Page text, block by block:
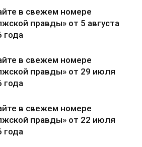
в свежем номере
правды» от 5 августа
года
в свежем номере
правды» от 29 июля
года
в свежем номере
правды» от 22 июля
года